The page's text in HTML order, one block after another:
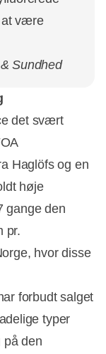
at være
Sundhed
det svært
Haglöfs og en
høje
gange den
pr.
hvor disse
forbudt salget
typer
på den